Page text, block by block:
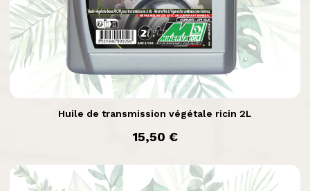
 Aperçu rapide
Huile de transmission végétale ricin 2L
prix
15,50 €